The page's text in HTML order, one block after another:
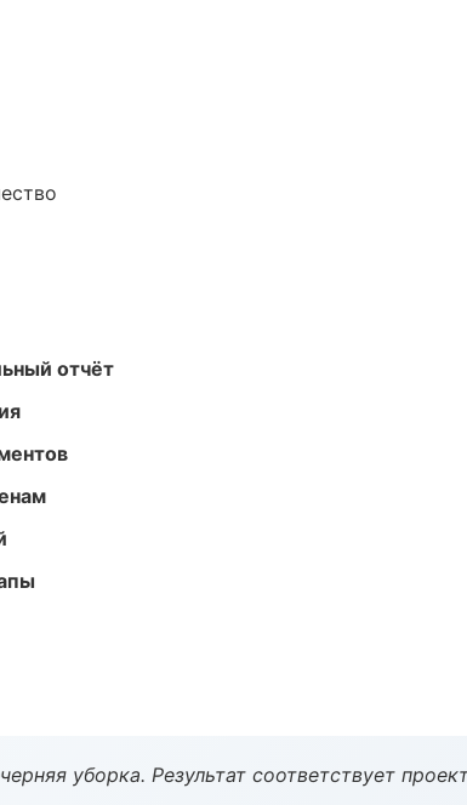
отчёт
уборка. Результат соответствует